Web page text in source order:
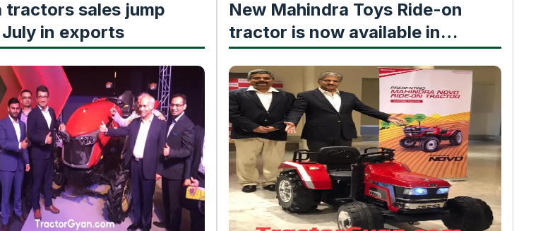
tractors sales jump
July in exports
New Mahindra Toys Ride-on
tractor is now available in
market, know ₹ price !